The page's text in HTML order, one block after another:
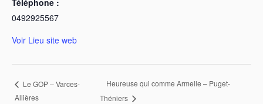
Téléphone :
0492925567
Voir Lieu site web
Le GOP – Varces-
Allières
Heureuse qui comme Armelle – Puget-
Théniers